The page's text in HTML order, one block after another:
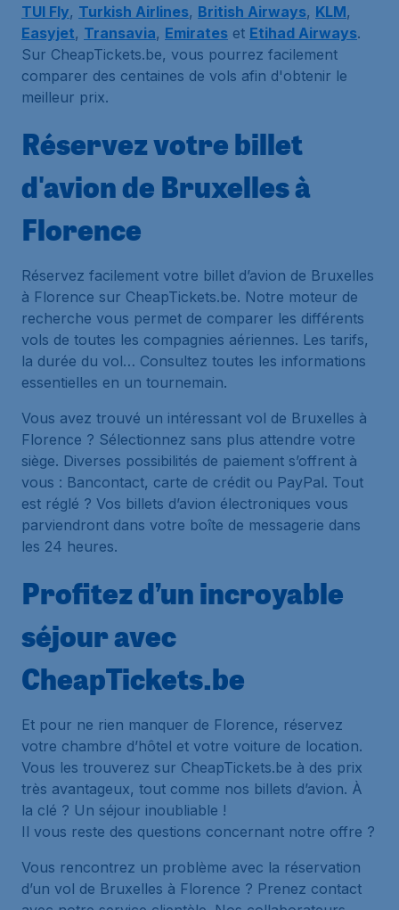
TUI Fly, Turkish Airlines, British Airways, KLM,
Easyjet, Transavia, Emirates et Etihad Airways.
Sur CheapTickets.be, vous pourrez facilement
comparer des centaines de vols afin d'obtenir le
meilleur prix.
Réservez votre billet
d'avion de Bruxelles à
Florence
Réservez facilement votre billet d’avion de Bruxelles
à Florence sur CheapTickets.be. Notre moteur de
recherche vous permet de comparer les différents
vols de toutes les compagnies aériennes. Les tarifs,
la durée du vol… Consultez toutes les informations
essentielles en un tournemain.
Vous avez trouvé un intéressant vol de Bruxelles à
Florence ? Sélectionnez sans plus attendre votre
siège. Diverses possibilités de paiement s’offrent à
vous : Bancontact, carte de crédit ou PayPal. Tout
est réglé ? Vos billets d’avion électroniques vous
parviendront dans votre boîte de messagerie dans
les 24 heures.
Profitez d’un incroyable
séjour avec
CheapTickets.be
Et pour ne rien manquer de Florence, réservez
votre chambre d’hôtel et votre voiture de location.
Vous les trouverez sur CheapTickets.be à des prix
très avantageux, tout comme nos billets d’avion. À
la clé ? Un séjour inoubliable !
Il vous reste des questions concernant notre offre ?
Vous rencontrez un problème avec la réservation
d’un vol de Bruxelles à Florence ? Prenez contact